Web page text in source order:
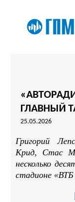
ГЛАВНЫЙ
25.05.2026
Григорий
Крид, Стас
несколько
стадионе «ВТБ